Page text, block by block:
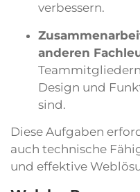
verbessern.
anderen
Design und
sind.
Diese Aufgaben
auch technische
und effektive